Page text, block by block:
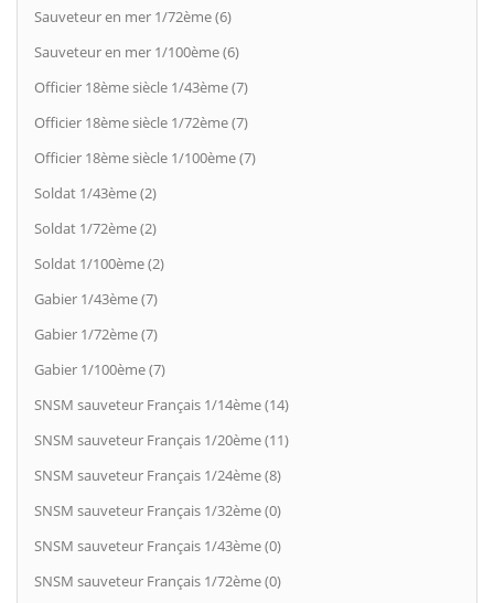
Sauveteur en mer 1/72ème (6)
Sauveteur en mer 1/100ème (6)
Officier 18ème siècle 1/43ème (7)
Officier 18ème siècle 1/72ème (7)
Officier 18ème siècle 1/100ème (7)
Soldat 1/43ème (2)
Soldat 1/72ème (2)
Soldat 1/100ème (2)
Gabier 1/43ème (7)
Gabier 1/72ème (7)
Gabier 1/100ème (7)
SNSM sauveteur Français 1/14ème (14)
SNSM sauveteur Français 1/20ème (11)
SNSM sauveteur Français 1/24ème (8)
SNSM sauveteur Français 1/32ème (0)
SNSM sauveteur Français 1/43ème (0)
SNSM sauveteur Français 1/72ème (0)